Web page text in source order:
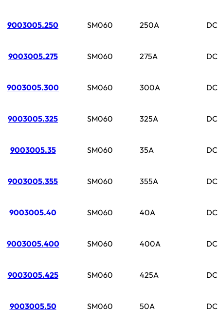
9003005.250 SM060 250A
9003005.275 SM060 275A
9003005.300 SM060 300A
9003005.325 SM060 325A
9003005.35 SM060 35A
9003005.355 SM060 355A
9003005.40 SM060 40A
9003005.400 SM060 400A
9003005.425 SM060 425A
9003005.50 SM060 50A